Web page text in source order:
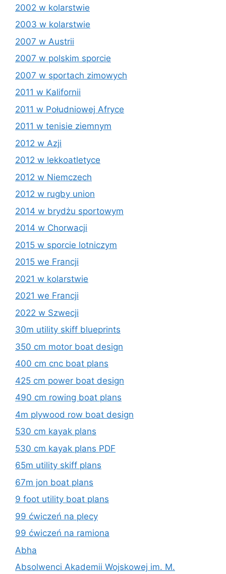
2002 w kolarstwie
2003 w kolarstwie
2007 w Austrii
2007 w polskim sporcie
2007 w sportach zimowych
2011 w Kalifornii
2011 w Południowej Afryce
2011 w tenisie ziemnym
2012 w Azji
2012 w lekkoatletyce
2012 w Niemczech
2012 w rugby union
2014 w brydżu sportowym
2014 w Chorwacji
2015 w sporcie lotniczym
2015 we Francji
2021 w kolarstwie
2021 we Francji
2022 w Szwecji
30m utility skiff blueprints
350 cm motor boat design
400 cm cnc boat plans
425 cm power boat design
490 cm rowing boat plans
4m plywood row boat design
530 cm kayak plans
530 cm kayak plans PDF
65m utility skiff plans
67m jon boat plans
9 foot utility boat plans
99 ćwiczeń na plecy
99 ćwiczeń na ramiona
Abha
Absolwenci Akademii Wojskowej im. M.